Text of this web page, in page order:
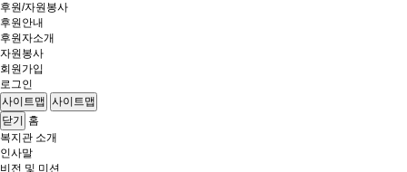
후원/자원봉사
후원안내
후원자소개
자원봉사
회원가입
로그인
사이트맵
사이트맵
닫기
홈
복지관 소개
인사말
비전 및 미션